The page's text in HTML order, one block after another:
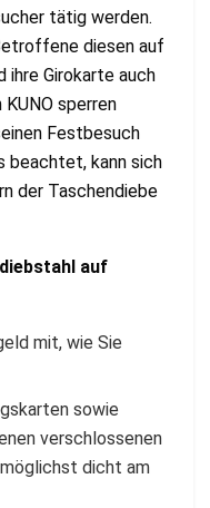
tätig werden.
diesen auf
ihre Girokarte auch
sperren
Festbesuch
beachtet, kann sich
der Taschendiebe
auf
mit, wie Sie
sowie
verschlossenen
dicht am